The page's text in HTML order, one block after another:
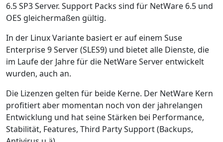
6.5 SP3 Server. Support Packs sind für NetWare 6.5 und
OES gleichermaßen gültig.
In der Linux Variante basiert er auf einem Suse
Enterprise 9 Server (SLES9) und bietet alle Dienste, die
im Laufe der Jahre für die NetWare Server entwickelt
wurden, auch an.
Die Lizenzen gelten für beide Kerne. Der NetWare Kern
profitiert aber momentan noch von der jahrelangen
Entwicklung und hat seine Stärken bei Performance,
Stabilität, Features, Third Party Support (Backups,